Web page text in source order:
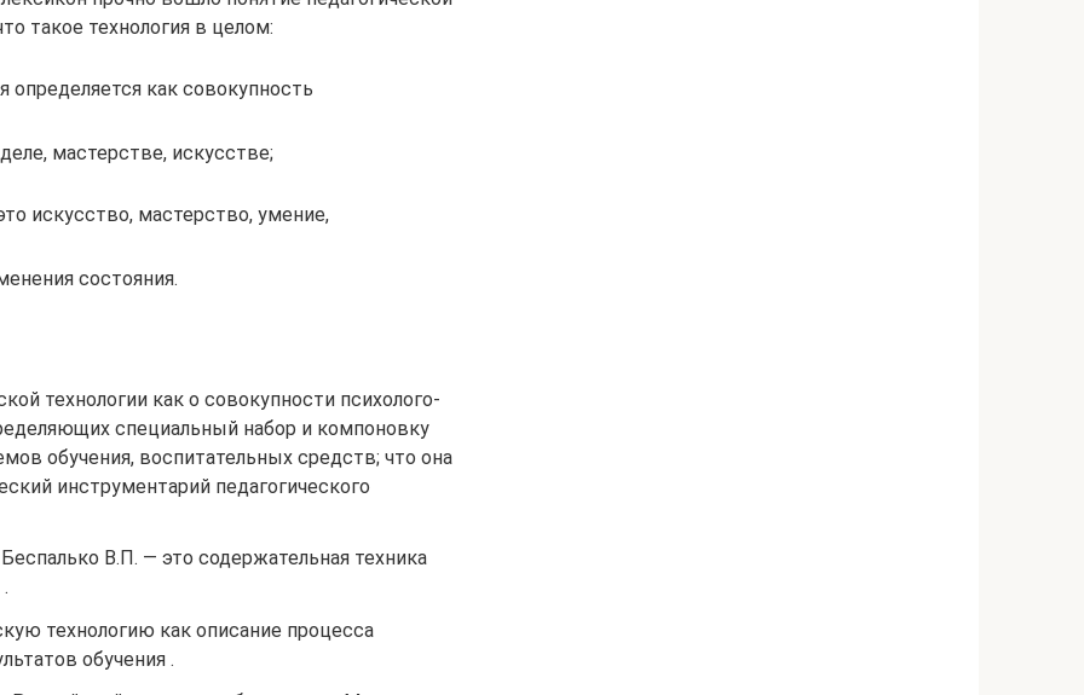
такое технология в целом:
определяется как совокупность
мастерстве, искусстве;
искусство, мастерство, умение,
состояния.
технологии как о совокупности психолого-
специальный набор и компоновку
обучения, воспитательных средств; что она
инструментарий педагогического
В.П. — это содержательная техника
технологию как описание процесса
обучения .